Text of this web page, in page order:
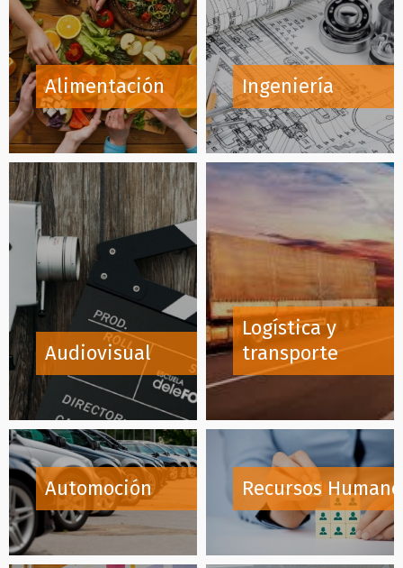
Alimentación
Audiovisual
Automoción
Ingeniería
Logística y
transporte
Recursos